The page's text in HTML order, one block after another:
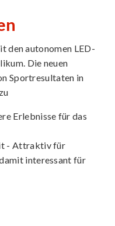
den autonomen LED-
Die neuen
Sportresultaten in
Erlebnisse für das
- Attraktiv für
interessant für